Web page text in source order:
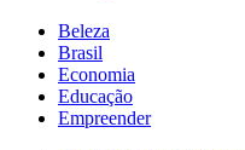
Beleza
Brasil
Economia
Educação
Empreender